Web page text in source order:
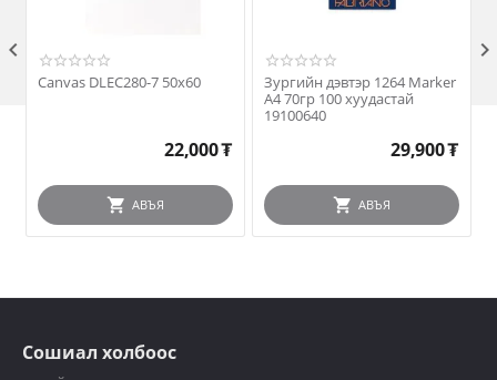
Canvas DLEC280-7 50x60
22,000₮
АВЪЯ
Зургийн дэвтэр 1264 Marker
А4 70гр 100 хуудастай
19100640
29,900₮
АВЪЯ
 
Сошиал холбоос